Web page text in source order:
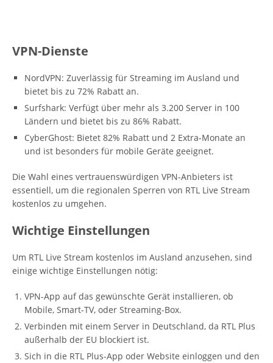
VPN-Dienste
NordVPN: Zuverlässig für Streaming im Ausland und
bietet bis zu 72% Rabatt an.
Surfshark: Verfügt über mehr als 3.200 Server in 100
Ländern und bietet bis zu 86% Rabatt.
CyberGhost: Bietet 82% Rabatt und 2 Extra-Monate an
und ist besonders für mobile Geräte geeignet.
Die Wahl eines vertrauenswürdigen VPN-Anbieters ist
essentiell, um die regionalen Sperren von RTL Live Stream
kostenlos zu umgehen.
Wichtige Einstellungen
Um RTL Live Stream kostenlos im Ausland anzusehen, sind
einige wichtige Einstellungen nötig:
VPN-App auf das gewünschte Gerät installieren, ob
Mobile, Smart-TV, oder Streaming-Box.
Verbinden mit einem Server in Deutschland, da RTL Plus
außerhalb der EU blockiert ist.
Sich in die RTL Plus-App oder Website einloggen und den